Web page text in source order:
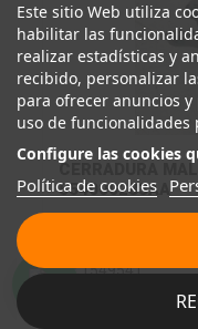
CERRADURA
554000283AA
ID:1549541
Este sitio Web utiliza
habilitar las
realizar estadísticas y
recibido, personalizar
para ofrecer anuncios
uso de funcionalidades
Configure las cookies
Política de cookies